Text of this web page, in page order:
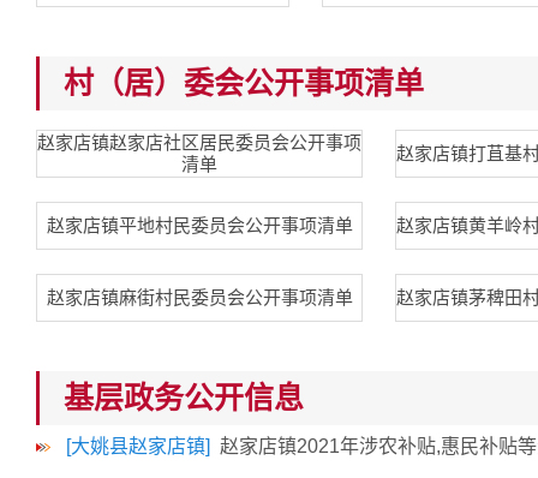
村（居）委会公开事项清单
赵家店镇赵家店社区居民委员会公开事项
清单
赵家店镇打苴基
赵家店镇平地村民委员会公开事项清单 赵家店镇黄羊岭
赵家店镇麻街村民委员会公开事项清单 赵家店镇茅稗田
基层政务公开信息
[大姚县赵家店镇] 赵家店镇2021年涉农补贴,惠民补贴